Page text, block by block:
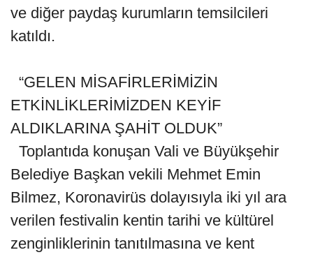
ve diğer paydaş kurumların temsilcileri
katıldı.
“GELEN MİSAFİRLERİMİZİN
ETKİNLİKLERİMİZDEN KEYİF
ALDIKLARINA ŞAHİT OLDUK”
Toplantıda konuşan Vali ve Büyükşehir
Belediye Başkan vekili Mehmet Emin
Bilmez, Koronavirüs dolayısıyla iki yıl ara
verilen festivalin kentin tarihi ve kültürel
zenginliklerinin tanıtılmasına ve kent